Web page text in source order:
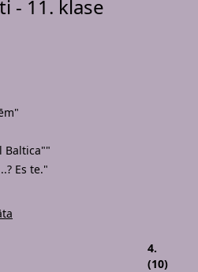
- 11. klase
Baltica""
Es te."
4.
(10)